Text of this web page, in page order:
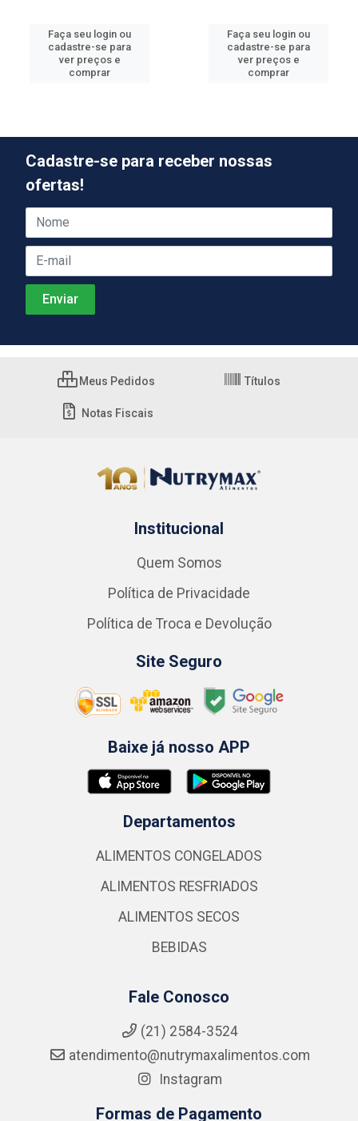
Faça seu login ou
cadastre-se para
ver preços e
comprar
Faça seu login ou
cadastre-se para
ver preços e
comprar
Cadastre-se para receber nossas
ofertas!
Meus Pedidos Títulos
Notas Fiscais
Institucional
Quem Somos
Política de Privacidade
Política de Troca e Devolução
Site Seguro
Baixe já nosso APP
Departamentos
ALIMENTOS CONGELADOS
ALIMENTOS RESFRIADOS
ALIMENTOS SECOS
BEBIDAS
Fale Conosco
(21) 2584-3524
atendimento@nutrymaxalimentos.com
Instagram
Formas de Pagamento